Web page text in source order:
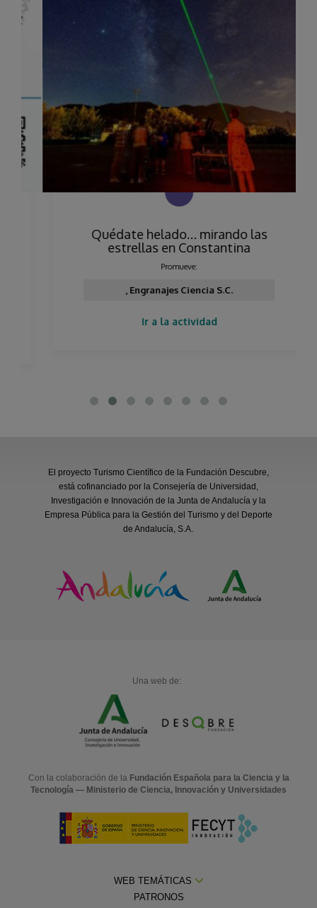
Quédate helado… mirando las
estrellas en Constantina
Promueve:
, Engranajes Ciencia S.C.
Ir a la actividad
El proyecto Turismo Científico de la Fundación Descubre,
está cofinanciado por la Consejería de Universidad,
Investigación e Innovación de la Junta de Andalucía y la
Empresa Pública para la Gestión del Turismo y del Deporte
de Andalucía, S.A.
Una web de:
Con la colaboración de la Fundación Española para la Ciencia y la
Tecnología — Ministerio de Ciencia, Innovación y Universidades
WEB TEMÁTICAS
PATRONOS